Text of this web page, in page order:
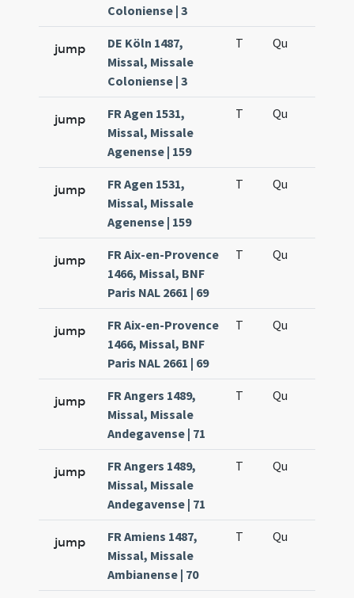
Coloniense | 3
jump
DE Köln 1487,
Missal, Missale
Coloniense | 3
T Qu
jump
FR Agen 1531,
Missal, Missale
Agenense | 159
T Qu
jump
FR Agen 1531,
Missal, Missale
Agenense | 159
T Qu
jump
FR Aix-en-Provence
1466, Missal, BNF
Paris NAL 2661 | 69
T Qu
jump
FR Aix-en-Provence
1466, Missal, BNF
Paris NAL 2661 | 69
T Qu
jump
FR Angers 1489,
Missal, Missale
Andegavense | 71
T Qu
jump
FR Angers 1489,
Missal, Missale
Andegavense | 71
T Qu
jump
FR Amiens 1487,
Missal, Missale
Ambianense | 70
T Qu